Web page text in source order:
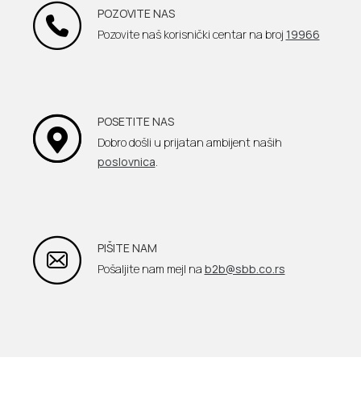
POZOVITE NAS
Pozovite naš korisnički centar na broj 19966
POSETITE NAS
Dobro došli u prijatan ambijent naših
poslovnica.
PIŠITE NAM
Pošaljite nam mejl na b2b@sbb.co.rs